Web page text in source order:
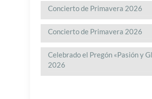
Concierto de Primavera 2026
Concierto de Primavera 2026
Celebrado el Pregón «Pasión y
2026